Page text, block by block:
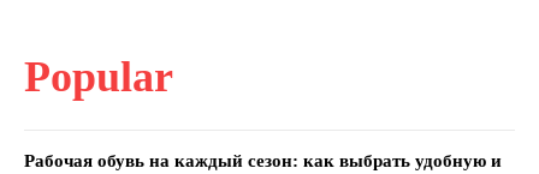
Popular
Рабочая обувь на каждый сезон: как выбрать удобную и